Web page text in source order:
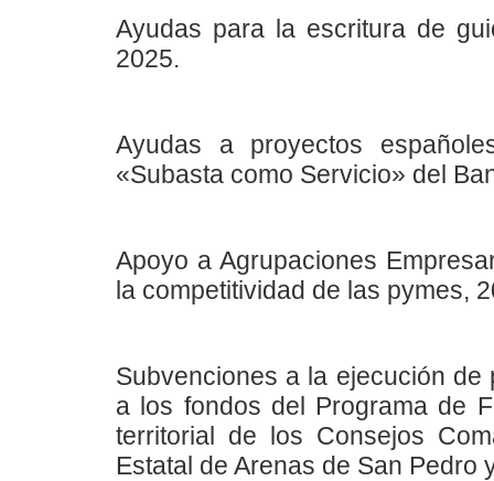
Ayudas para la escritura de
2025.
Ayudas a proyectos
«Subasta como Servicio» del
Apoyo a Agrupaciones
la competitividad de las pymes,
Subvenciones a la ejecución
a los fondos del Programa de
territorial de los Consejos
Estatal de Arenas de San Pedro